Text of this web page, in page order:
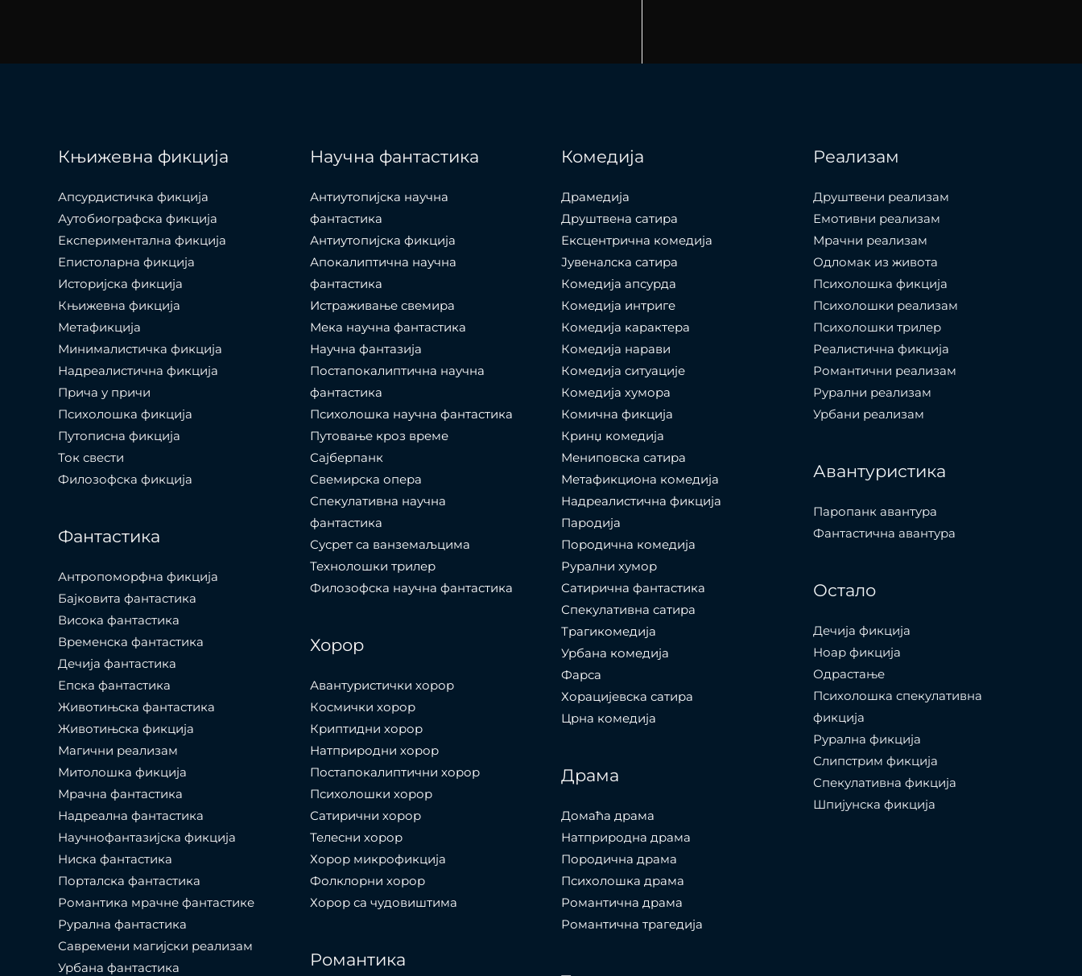
Књижевна фикција
Апсурдистичка фикција
Аутобиографска фикција
Експериментална фикција
Епистоларна фикција
Историјска фикција
Књижевна фикција
Метафикција
Минималистичка фикција
Надреалистична фикција
Прича у причи
Психолошкa фикција
Путописна фикција
Ток свести
Филозофска фикција
Фантастика
Антропоморфна фикција
Бајковита фантастика
Висока фантастика
Временска фантастика
Дечија фантастика
Епска фантастика
Животињска фантастика
Животињска фикција
Магични реализам
Митолошка фикција
Мрачна фантастика
Надреална фантастика
Научнофантазијска фикција
Ниска фантастика
Порталска фантастика​
Романтика мрачне фантастике
Рурална фантастика
Савремени магијски реализам
Урбана фантастика
Научна фантастика
Антиутопијска научна
фантастика
Антиутопијска фикција
Апокалиптична научна
фантастика
Истраживање свемира
Мека научна фантастика
Научна фантазија
Постапокалиптична научна
фантастика
Психолошка научна фантастика
Путовање кроз време
Сајберпанк
Свемирска опера
Спекулативна научна
фантастика
Сусрет са ванземаљцима
Технолошки трилер
Филозофска научна фантастика
Хорор
Авантуристички хорор
Космички хорор
Криптидни хорор
Натприродни хорор
Постапокалиптични хорор
Психолошки хорор
Сатирични хорор
Телесни хорор
Хорор микрофикција
Фолклорни хорор
Хорор са чудовиштима
Романтика
Комедија
Драмедија
Друштвена сатира
Ексцентрична комедија
Јувеналска сатира
Комедија апсурда
Комедија интриге
Комедија карактера
Комедија нарави
Комедија ситуације
Комедија хумора
Комична фикција
Кринџ комедија
Мениповска сатира
Метафикциона комедија
Надреалистична фикција
Пародија
Породична комедија
Рурални хумор
Сатирична фантастика
Спекулативна сатира
Трагикомедија
Урбана комедија
Фарса
Хорацијевска сатира
Црна комедија
Драма
Домаћа драма
Натприродна драма
Породична драма
Психолошка драма
Романтична драма
Романтична трагедија
Реализам
Друштвени реализам
Емотивни реализам
Мрачни реализам
Одломак из живота
Психолошкa фикција
Психолошки реализам
Психолошки трилер
Реалистична фикција
Романтични реализам
Рурални реализам
Урбани реализам
Авантуристика
Паропанк авантура
Фантастична авантура
Остало
Дечија фикција
Ноар фикција
Одрастање
Психолошка спекулативна
фикција
Рурална фикција
Слипстрим фикција
Спекулативна фикција
Шпијунска фикција